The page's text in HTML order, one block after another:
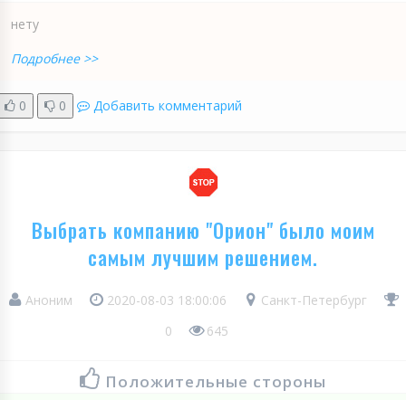
нету
Подробнее >>
0 0 Добавить комментарий
Выбрать компанию "Орион" было моим
самым лучшим решением.
Аноним 2020-08-03 18:00:06
Санкт-Петербург
0
645
Положительные стороны